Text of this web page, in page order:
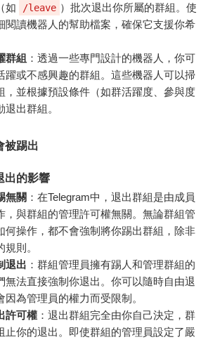
如
/leave ）批次退出你所屬的群組。使
閱讀機器人的幫助檔案，確保它支援你希
群組 ：透過一些專門設計的機器人，你可
躍或不感興趣的群組。這些機器人可以掃
，並根據預設條件（如群活躍度、參與度
出群組。
被踢出
出的影響
無關 ：在Telegram中，退出群組是由成員
，與群組的管理許可權無關。無論群組管
何操作，都不會強制將你踢出群組，除非
則。
退出 ：群組管理員擁有踢人和管理群組的
無法直接強制你退出。你可以隨時自由退
因為管理員的權力而受限制。
許可權 ：退出群組完全由你自己決定，群
止你的退出。即使群組的管理員設定了嚴